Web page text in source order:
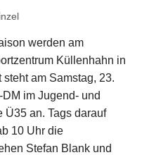
werden am
Küllenhahn in
am Samstag, 23.
im Jugend- und
Ü35 an. Tags darauf
10 Uhr die
Stefan Blank und